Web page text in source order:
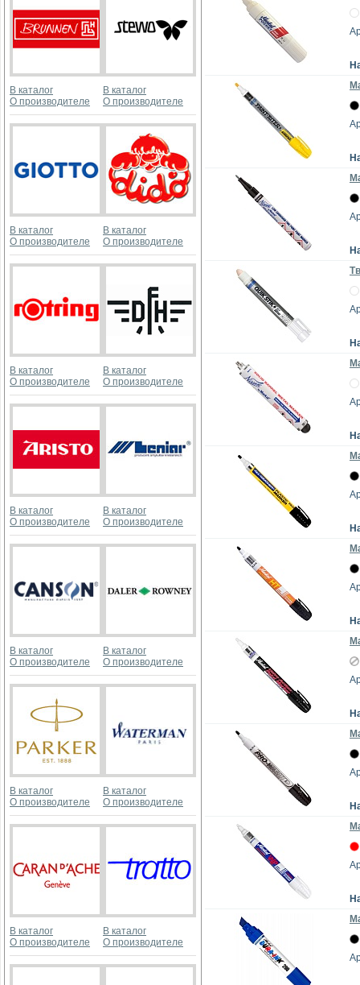
В каталог
О производителе
В каталог
О производителе
В каталог
О производителе
В каталог
О производителе
В каталог
О производителе
В каталог
О производителе
В каталог
О производителе
В каталог
О производителе
В каталог
О производителе
В каталог
О производителе
В каталог
О производителе
В каталог
О производителе
В каталог
О производителе
В каталог
О производителе